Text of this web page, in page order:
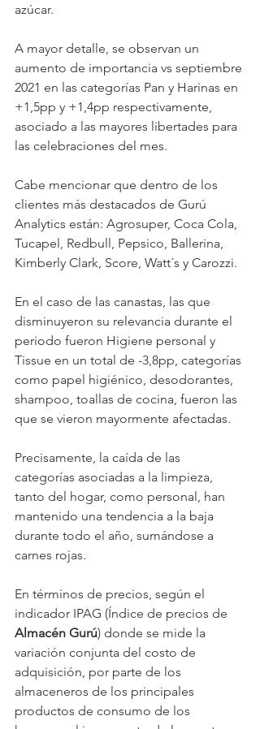
azúcar.
A mayor detalle, se observan un
aumento de importancia vs septiembre
2021 en las categorías Pan y Harinas en
+1,5pp y +1,4pp respectivamente,
asociado a las mayores libertades para
las celebraciones del mes.
Cabe mencionar que dentro de los
clientes más destacados de Gurú
Analytics están: Agrosuper, Coca Cola,
Tucapel, Redbull, Pepsico, Ballerina,
Kimberly Clark, Score, Watt´s y Carozzi.
En el caso de las canastas, las que
disminuyeron su relevancia durante el
periodo fueron Higiene personal y
Tissue en un total de -3,8pp, categorías
como papel higiénico, desodorantes,
shampoo, toallas de cocina, fueron las
que se vieron mayormente afectadas.
Precisamente, la caída de las
categorías asociadas a la limpieza,
tanto del hogar, como personal, han
mantenido una tendencia a la baja
durante todo el año, sumándose a
carnes rojas.
En términos de precios, según el
indicador IPAG (Índice de precios de
Almacén Gurú) donde se mide la
variación conjunta del costo de
adquisición, por parte de los
almaceneros de los principales
productos de consumo de los